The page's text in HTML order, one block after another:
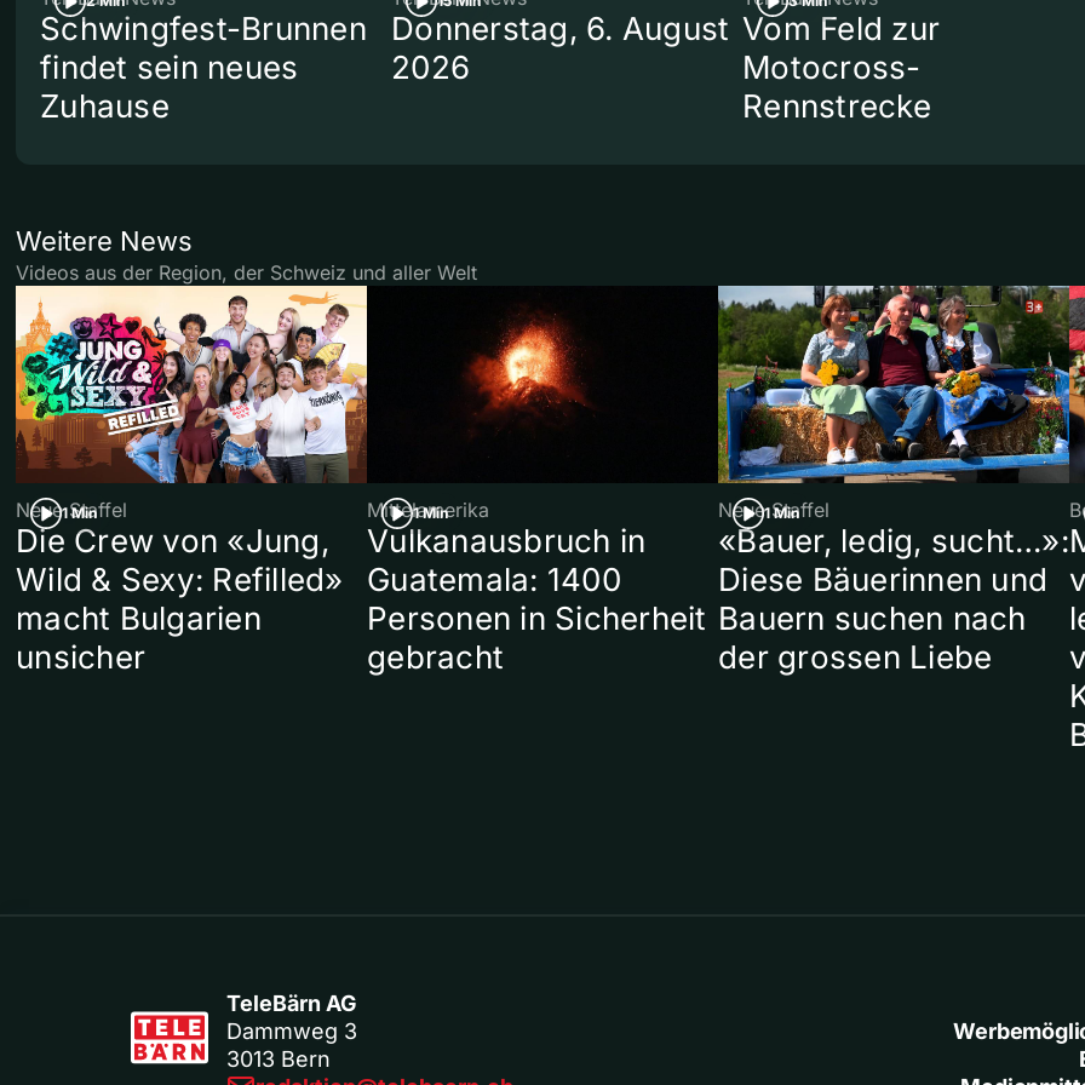
Schwingfest-Brunnen
findet sein neues
Zuhause
Donnerstag, 6. August
2026
Vom Feld zur
Motocross-
Rennstrecke
Weitere News
Videos aus der Region, der Schweiz und aller Welt
1 Min
Neue Staffel
Die Crew von «Jung,
Wild & Sexy: Refilled»
macht Bulgarien
unsicher
1 Min
Mittelamerika
Vulkanausbruch in
Guatemala: 1400
Personen in Sicherheit
gebracht
1 Min
Neue Staffel
«Bauer, ledig, sucht…»:
Diese Bäuerinnen und
Bauern suchen nach
der grossen Liebe
TeleBärn AG
Dammweg 3
3013 Bern